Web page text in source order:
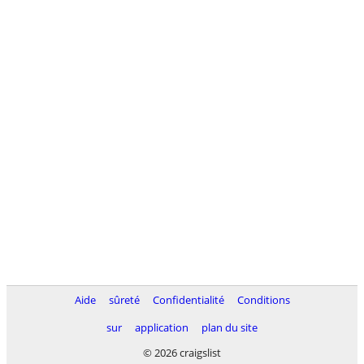
Aide sûreté Confidentialité
Conditions
sur
application
plan du site
© 2026 craigslist